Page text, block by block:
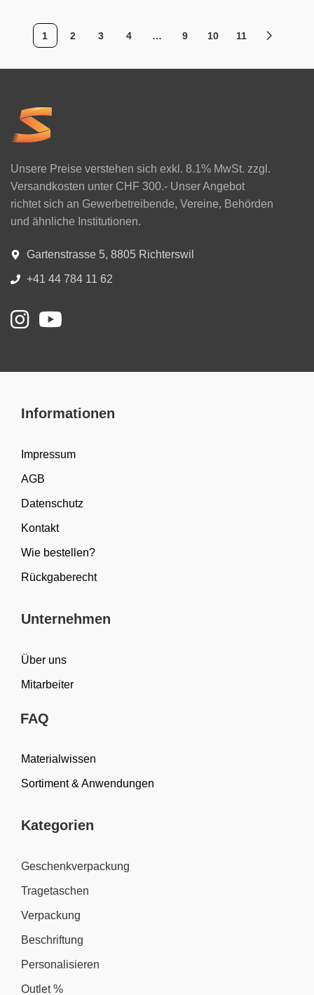
1 2 3 4 … 9 10 11
Unsere Preise verstehen sich exkl. 8.1% MwSt. zzgl.
Versandkosten unter CHF 300.- Unser Angebot
richtet sich an Gewerbetreibende, Vereine, Behörden
und ähnliche Institutionen.
Gartenstrasse 5, 8805 Richterswil
+41 44 784 11 62
Informationen
Impressum
AGB
Datenschutz
Kontakt
Wie bestellen?
Rückgaberecht
Unternehmen
Über uns
Mitarbeiter
FAQ
Materialwissen
Sortiment & Anwendungen
Kategorien
Geschenkverpackung
Tragetaschen
Verpackung
Beschriftung
Personalisieren
Outlet %